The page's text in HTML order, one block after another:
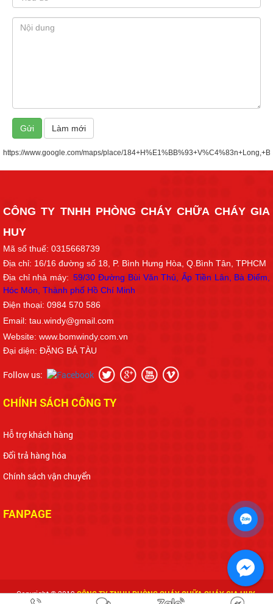
https://www.google.com/maps/place/
CÔNG TY TNHH PHÒNG CHÁY CHỮA CHÁY GIA
HUY
Mã số thuế: 0315668739
Địa chỉ: 16/16 đường số 18 , P. Bình Hưng Hòa, Q.Bình Tân, TPHCM
Địa chỉ nhà máy: 59/30 Đường Bùi Văn Thủ, Ấp Tiền Lân, Bà Điểm,
Hóc Môn, Thành phố Hồ Chí Minh
Điện thoại: 0984 570 586
Email: tau.windy@gmail.com
Website: www.bomwindy.com.vn
Đại diện: ĐẶNG BÁ TÀU
Follow us:
CHÍNH SÁCH CÔNG TY
Hỗ trợ khách hàng
Đổi trả hàng hóa
Chính sách vận chuyển
FANPAGE
Copyright © 2019CÔNG TY TNHH PHÒNG CHÁY CHỮA CHÁY GIA HUY.